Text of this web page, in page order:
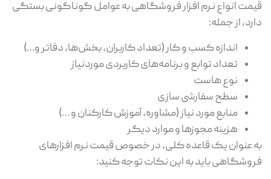
قیمت انواع نرم افزار فروشگاهی به عوامل گوناگونی بستگی
دارد، از جمله:
اندازه کسب و کار (تعداد کاربران، بخش‌ها، دفاتر و…)
تعداد توابع و برنامه‌های کاربردی موردنیاز
نوع هاست
سطح سفارشی سازی
منابع مورد نیاز (مشاوره، آموزش کارکنان و …)
هزینه مجوزها و موارد دیگر
به عنوان یک قاعده کلی، در خصوص قیمت نرم افزارهای
فروشگاهی باید به این نکات توجه کنید: